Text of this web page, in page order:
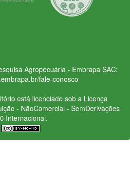
Agropecuária - Embrapa SAC:
fale-conosco
está licenciado sob a Licença
- NãoComercial - SemDerivações
Internacional.